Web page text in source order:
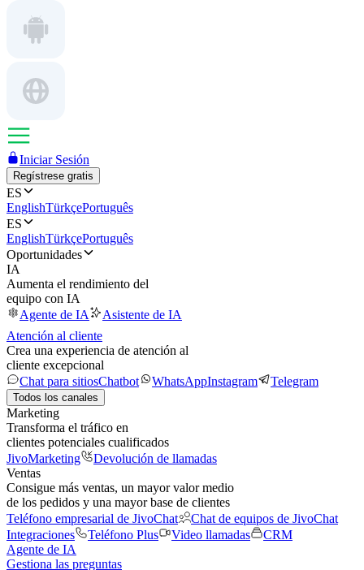
Iniciar Sesión
Regístrese gratis
ES
EnglishTürkçePortuguês
ES
EnglishTürkçePortuguês
Oportunidades
IA
Aumenta el rendimiento del
equipo con IA
Agente de IA
Asistente de IA
Atención al cliente
Crea una experiencia de atención al
cliente excepcional
Chat para sitiosChatbot WhatsAppInstagram Telegram
Todos los canales
Marketing
Transforma el tráfico en
clientes potenciales cualificados
JivoMarketing
Devolución de llamadas
Ventas
Consigue más ventas, un mayor valor medio
de los pedidos y una mayor base de clientes
Teléfono empresarial de JivoChat
Chat de equipos de JivoChat
Integraciones
Teléfono Plus Video llamadas
CRM
Agente de IA
Gestiona las preguntas